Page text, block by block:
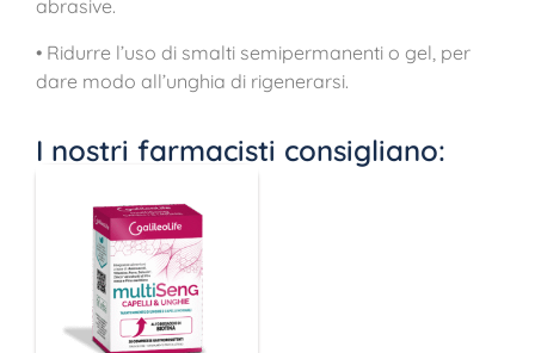
abrasive.
• Ridurre l’uso di smalti semipermanenti o gel, per
dare modo all’unghia di rigenerarsi.
I nostri farmacisti consigliano: